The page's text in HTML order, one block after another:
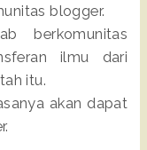
blogger.
berkomunitas
ilmu dari
itu.
akan dapat